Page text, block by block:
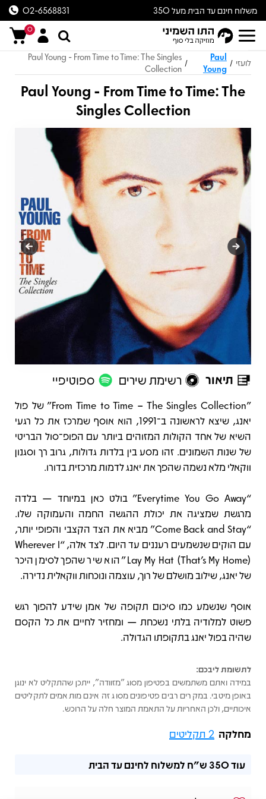
משלוח חינם עד הבית מעל 350
ש״ח
02-6568831
0
לועזי /
Paul
Young
/
Paul Young - From Time to Time: The Singles
Collection
Paul Young - From Time to Time: The
Singles Collection
תיאור רשימת שירים ספוטיפיי
תיאור
"From Time to Time – The Singles Collection" של פול
יאנג, שיצא לראשונה ב־1991, הוא אוסף שמרכז את כל רגעי
השיא של אחד הקולות המזוהים ביותר עם הפופ־סול הבריטי
של שנות השמונים. זהו מסע בין בלדות גדולות, גרוב רך וסגנון
ווקאלי מלא נשמה שהפך את יאנג לדמות מרכזית בדורו.
“Everytime You Go Away” בולט כאן במיוחד — בלדה
מרגשת שמציגה את יכולת ההגשה החמה והעמוקה שלו.
“Come Back and Stay” מביא את הצד הקצבי והפופי יותר,
עם הוקים שנשמעים רעננים עד היום. לצד אלה, “Wherever I
Lay My Hat (That’s My Home)” הוא שיר שהפך לסימן היכר
של יאנג, שילוב מושלם של רוך, עוצמה ונוכחות ווקאלית נדירה.
אוסף שנשמע כמו סיכום תקופה של אמן שידע להפוך רגש
פשוט למלודיה בלתי נשכחת — ומחזיר לחיים את כל הקסם
שהיה בפול יאנג בתקופתו הגדולה.
לתשומת ליבכם:
במידה ואתם משתמשים בפטיפון מסוג "מזוודה", ייתכן שהתקליט לא ינוגן
באופן מיטבי. במקרים רבים פטיפונים מסוג זה אינם מותאמים לתקליטים
איכותיים, ולכן האחריות על התאמת המוצר חלה על הרוכש.
מחלקה 2 תקליטים
עוד350 ש"ח למשלוח לחינם עד הבית